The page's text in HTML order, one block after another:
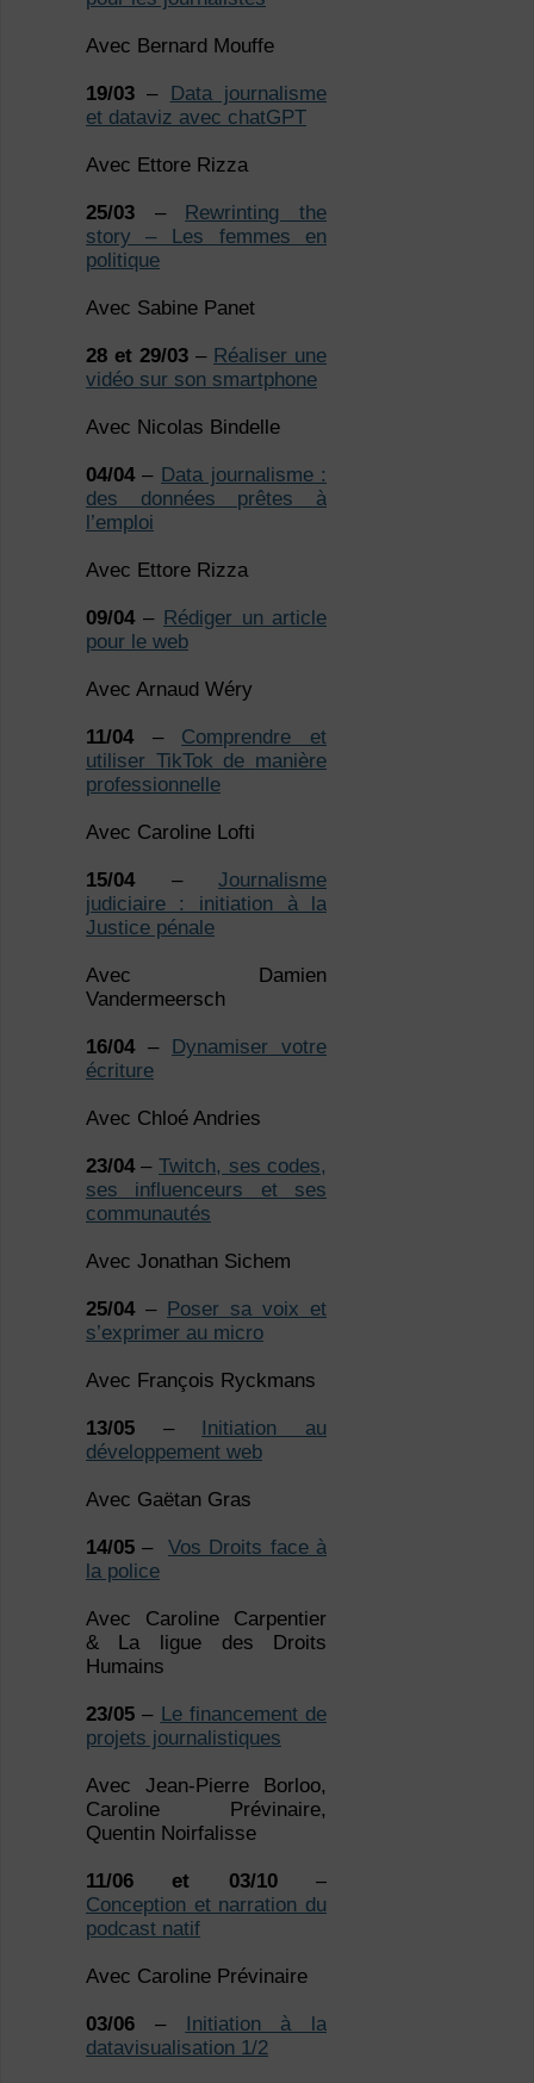
Avec Bernard Mouffe
19/03–
Data journalisme
et dataviz avec chatGPT
Avec Ettore Rizza
25/03–
Rewrinting the
story – Les femmes en
politique
Avec Sabine Panet
28 et 29/03 – Réaliser une
vidéo sur son smartphone
Avec Nicolas Bindelle
04/04– Data journalisme :
des données prêtes à
l’emploi
Avec Ettore Rizza
09/04– Rédiger un article
pour le web
Avec Arnaud Wéry
11/04– Comprendre et
utiliser TikTok de manière
professionnelle
Avec Caroline Lofti
15/04–Journalisme
judiciaire : initiation à la
Justice pénale
Avec Damien
Vandermeersch
16/04–
Dynamiser votre
écriture
Avec Chloé Andries
23/04–Twitch, ses codes,
ses influenceurs et ses
communautés
Avec Jonathan Sichem
25/04– Poser sa voix et
s’exprimer au micro
Avec François Ryckmans
13/05–
Initiation au
développement web
Avec Gaëtan Gras
14/05–Vos Droits face à
la police
Avec Caroline Carpentier
& La ligue des Droits
Humains
23/05– Le financement de
projets journalistiques
Avec Jean-Pierre Borloo,
Caroline Prévinaire,
Quentin Noirfalisse
11/06 et 03/10–
Conception et narration du
podcast natif
Avec Caroline Prévinaire
03/06–
Initiation à la
datavisualisation 1/2